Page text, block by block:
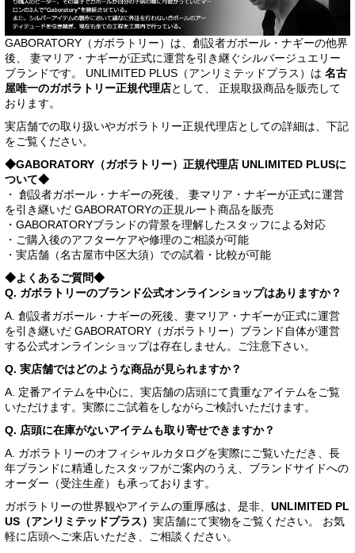
GABORATORY（ガボラトリー）は、創設者ガボール・ナギーの他界
後、 妻マリア・ナギーが正式に運営を引き継ぐシルバージュエリー
ブランドです。 UNLIMITED PLUS（アンリミテッドプラス）は 名古
屋唯一のガボラトリー正規代理店として、 正規取扱商品を販売して
おります。
実店舗での取り扱いやガボラトリー正規代理店としての詳細は、下記
をご覧ください。
◆GABORATORY（ガボラトリー）正規代理店 UNLIMITED PLUSに
ついて◆
・ 創設者ガボール・ナギーの死後、 妻マリア・ナギーが正式に運営
を引き継いだ GABORATORYの正規ルート商品を販売
・GABORATORYブランドの背景を理解したスタッフによる対応
・ご購入後のアフターケアや修理のご相談が可能
・実店舗（名古屋市中区大須）での試着・比較が可能
◆よくあるご質問◆
Q. ガボラトリーのブランド公式オンラインショップはありますか？
A. 創設者ガボール・ナギーの死後、妻マリア・ナギーが正式に運営
を引き継いだ GABORATORY（ガボラトリー）ブランド自体が運営
する公式オンラインショップは存在しません。ご注意下さい。
Q. 実店舗ではどのような商品が見られますか？
A. 定番アイテムを中心に、実店舗の店頭にて貴重なアイテムをご覧
いただけます。実際にご試着をしながらご検討いただけます。
Q. 店頭に在庫がないアイテムも取り寄せできますか？
A. ガボラトリーのオフィシャルカタログを実際にご覧いただき、長
年ブランドに精通したスタッフがご案内のうえ、ブランドサイドへの
オーダー（受注生産）も承っております。
ガボラトリーの世界観やアイテムの重厚感は、是非、 UNLIMITED PL
US（アンリミテッドプラス） 実店舗にて実物をご覧ください。 お気
軽に店頭へご来店いただき、ご相談ください。